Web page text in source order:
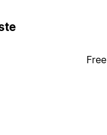
Free